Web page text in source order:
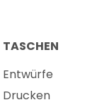
TASCHEN
Entwürfe
Drucken